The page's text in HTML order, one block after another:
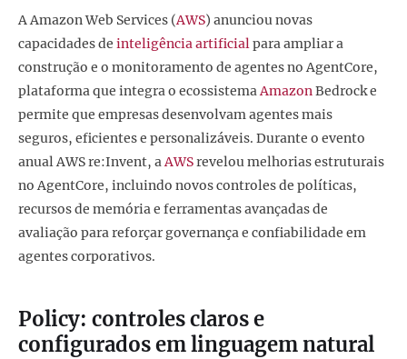
A Amazon Web Services (AWS) anunciou novas
capacidades de inteligência artificialpara ampliar a
construção e o monitoramento de agentes no AgentCore,
plataforma que integra o ecossistemaAmazonBedrock e
permite que empresas desenvolvam agentes mais
seguros, eficientes e personalizáveis. Durante o evento
anual AWS re:Invent, aAWSrevelou melhorias estruturais
no AgentCore, incluindo novos controles de políticas,
recursos de memória e ferramentas avançadas de
avaliação para reforçar governança e confiabilidade em
agentes corporativos.
Policy: controles claros e
configurados em linguagem natural